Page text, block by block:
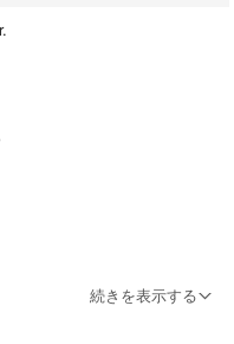
続きを表示する